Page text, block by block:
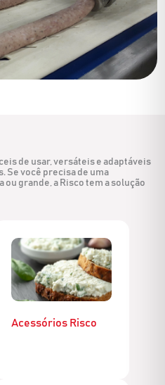
de usar, versáteis e adaptáveis
Se você precisa de uma
grande, a Risco tem a solução
Acessórios Risco